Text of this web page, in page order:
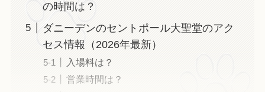
の時間は？
ダニーデンのセントポール大聖堂のアク
セス情報（2026年最新）
入場料は？
営業時間は？